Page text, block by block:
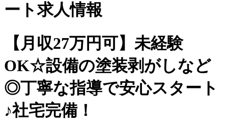
ート求人情報
【月収27万円可】未経験
OK☆設備の塗装剥がしなど
◎丁寧な指導で安心スタート
♪社宅完備！